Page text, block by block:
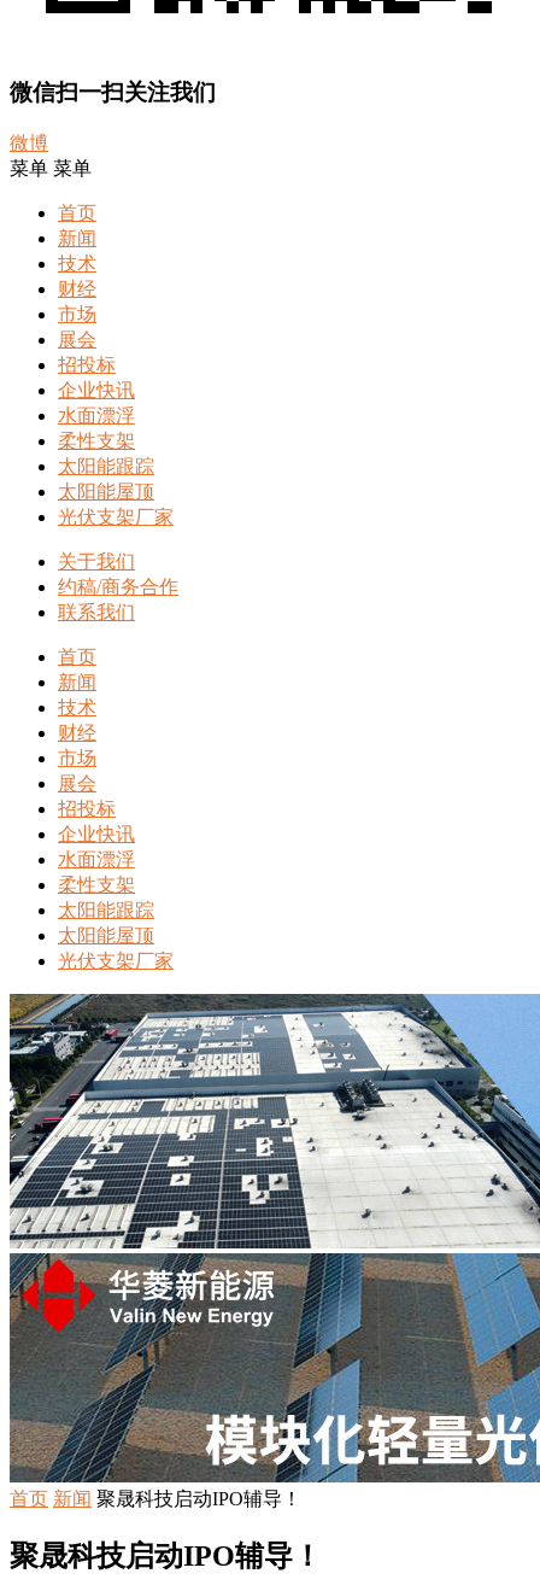
微信扫一扫关注我们
微博
菜单 菜单
首页
新闻
技术
财经
市场
展会
招投标
企业快讯
水面漂浮
柔性支架
太阳能跟踪
太阳能屋顶
光伏支架厂家
关于我们
约稿/商务合作
联系我们
首页
新闻
技术
财经
市场
展会
招投标
企业快讯
水面漂浮
柔性支架
太阳能跟踪
太阳能屋顶
光伏支架厂家
首页 新闻 聚晟科技启动IPO辅导！
聚晟科技启动IPO辅导！